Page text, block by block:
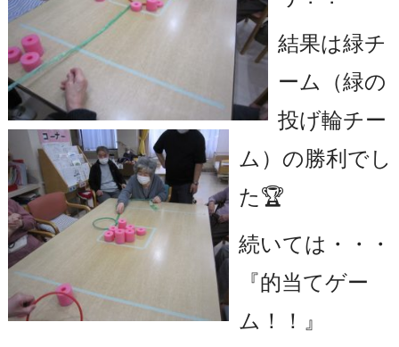
結果は緑チ
ーム（緑の
投げ輪チー
ム）の勝利でし
た🏆
続いては・・・
『的当てゲー
ム！！』